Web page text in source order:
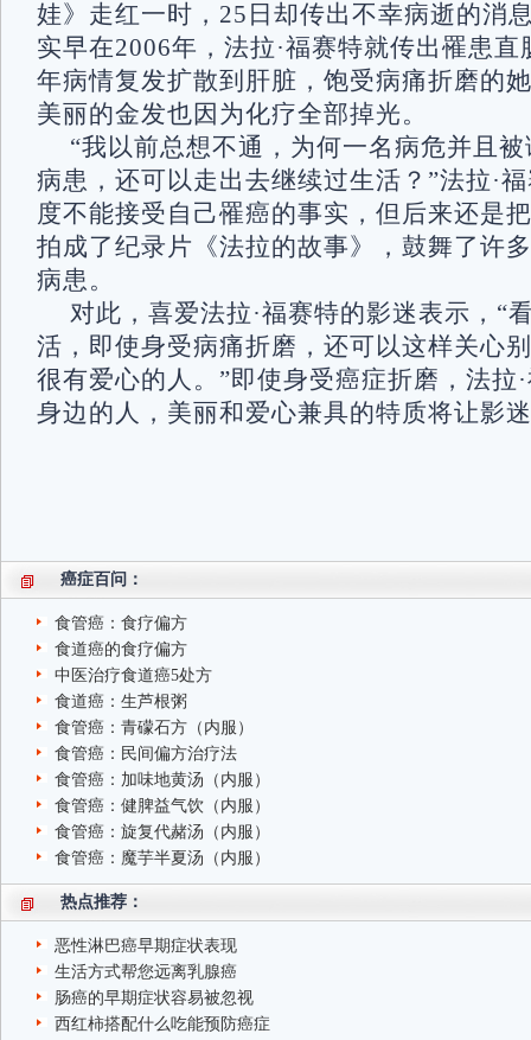
娃》走红一时，25日却传出不幸病逝的消
实早在2006年，法拉·福赛特就传出罹患
年病情复发扩散到肝脏，饱受病痛折磨的
美丽的金发也因为化疗全部掉光。
“我以前总想不通，为何一名病危并且
病患，还可以走出去继续过生活？”法拉·
度不能接受自己罹癌的事实，但后来还是
拍成了纪录片《法拉的故事》，鼓舞了许
病患。
对此，喜爱法拉·福赛特的影迷表示，“
活，即使身受病痛折磨，还可以这样关心
很有爱心的人。”即使身受癌症折磨，法拉
身边的人，美丽和爱心兼具的特质将让影
癌症百问：
食管癌：食疗偏方
食道癌的食疗偏方
中医治疗食道癌5处方
食道癌：生芦根粥
食管癌：青礞石方（内服）
食管癌：民间偏方治疗法
食管癌：加味地黄汤（内服）
食管癌：健脾益气饮（内服）
食管癌：旋复代赭汤（内服）
食管癌：魔芋半夏汤（内服）
热点推荐：
恶性淋巴癌早期症状表现
生活方式帮您远离乳腺癌
肠癌的早期症状容易被忽视
西红柿搭配什么吃能预防癌症